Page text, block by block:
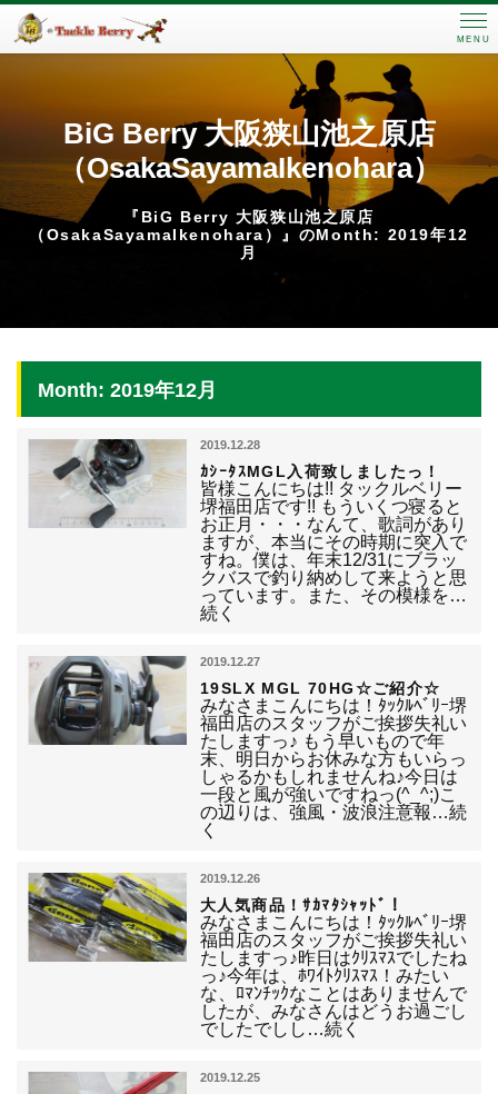
MENU
BiG Berry 大阪狭山池之原店
（OsakaSayamaIkenohara）
『BiG Berry 大阪狭山池之原店
（OsakaSayamaIkenohara）』のMonth: 2019年12
月
Month: 2019年12月
2019.12.28
ｶｼｰﾀｽMGL入荷致しましたっ！
皆様こんにちは!! タックルベリー
堺福田店です!! もういくつ寝ると
お正月・・・なんて、歌詞があり
ますが、本当にその時期に突入で
すね。僕は、年末12/31にブラッ
クバスで釣り納めして来ようと思
っています。また、その模様を…
続く
2019.12.27
19SLX MGL 70HG☆ご紹介☆
みなさまこんにちは！ﾀｯｸﾙﾍﾞﾘｰ堺
福田店のスタッフがご挨拶失礼い
たしますっ♪ もう早いもので年
末、明日からお休みな方もいらっ
しゃるかもしれませんね♪今日は
一段と風が強いですねっ(^_^;)こ
の辺りは、強風・波浪注意報…続
く
2019.12.26
大人気商品！ｻｶﾏﾀｼｬｯﾄﾞ！
みなさまこんにちは！ﾀｯｸﾙﾍﾞﾘｰ堺
福田店のスタッフがご挨拶失礼い
たしますっ♪昨日はｸﾘｽﾏｽでしたね
っ♪今年は、ﾎﾜｲﾄｸﾘｽﾏｽ！みたい
な、ﾛﾏﾝﾁｯｸなことはありませんで
したが、みなさんはどうお過ごし
でしたでしし…続く
2019.12.25